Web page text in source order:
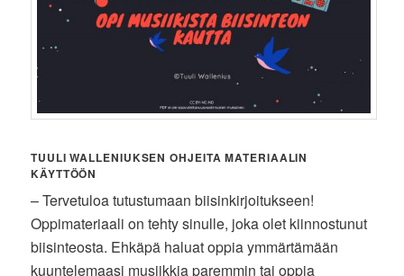
TUULI WALLENIUKSEN OHJEITA MATERIAALIN
KÄYTTÖÖN
– Tervetuloa tutustumaan biisinkirjoitukseen!
Oppimateriaali on tehty sinulle, joka olet kiinnostunut
biisinteosta. Ehkäpä haluat oppia ymmärtämään
kuuntelemaasi musiikkia paremmin tai oppia